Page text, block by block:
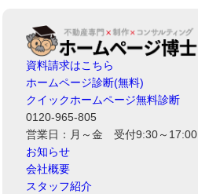
資料請求はこちら
ホームページ診断(無料)
クイックホームページ無料診断
0120-965-805
営業日：月～金 受付9:30～17:00
お知らせ
会社概要
スタッフ紹介